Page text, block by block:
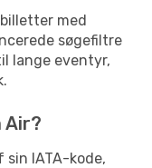
med
søgefiltre
lange eventyr,
Air?
IATA-kode,